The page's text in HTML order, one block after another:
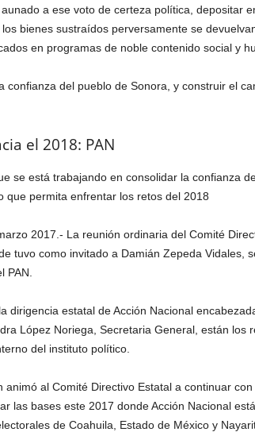
a ese voto de certeza política, depositar
bienes sustraídos perversamente se
en programas de noble contenido social y
confianza del pueblo de Sonora, y construir el
el 2018: PAN
se está trabajando en consolidar la confianza
que permita enfrentar los retos del 2018
2017.- La reunión ordinaria del Comité
tuvo como invitado a Damián Zepeda Vidales,
PAN.
dirigencia estatal de Acción Nacional
López Noriega, Secretaria General, están los
del instituto político.
animó al Comité Directivo Estatal a continuar
las bases este 2017 donde Acción Nacional
de Coahuila, Estado de México y